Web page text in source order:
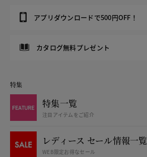
アプリダウンロードで500円OFF！
カタログ無料プレゼント
特集
特集一覧
注目アイテムをご紹介
レディース セール情報一覧
WEB限定お得なセール